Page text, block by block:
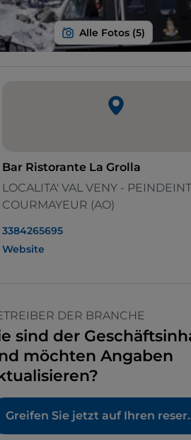
Bar Ristorante La Grolla
LOCALITA' VAL VENY -
COURMAYEUR (AO)
3384265695
Website
DER BRANCHE
sind der
möchten Angaben
Greifen Sie